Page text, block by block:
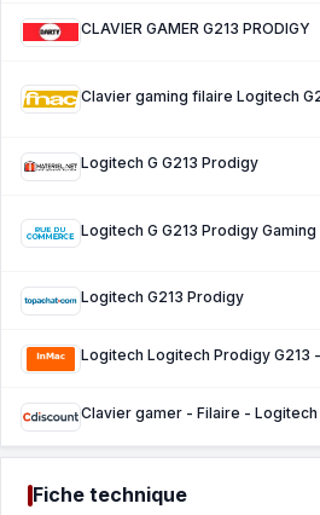
CLAVIER GAMER G213 PRODIGY
Logitech G G213 Prodigy
Logitech G213 Prodigy
Fiche technique